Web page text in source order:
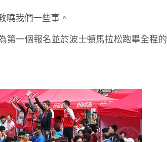
曉我們一些事。
第一個報名並於波士頓馬拉松跑畢全程的